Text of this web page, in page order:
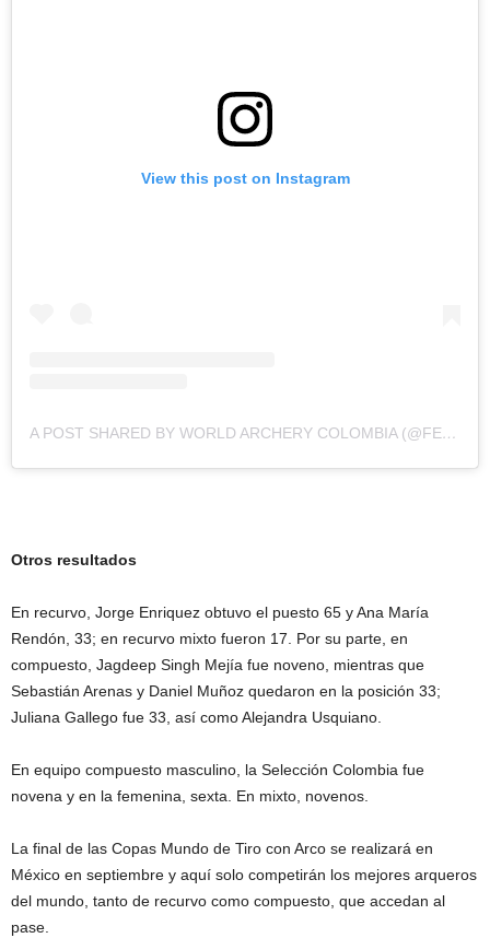
View this post on Instagram
A POST SHARED BY WORLD ARCHERY COLOMBIA (@FEDEARCOCOL)
Otros resultados
En recurvo, Jorge Enriquez obtuvo el puesto 65 y Ana María
Rendón, 33; en recurvo mixto fueron 17. Por su parte, en
compuesto, Jagdeep Singh Mejía fue noveno, mientras que
Sebastián Arenas y Daniel Muñoz quedaron en la posición 33;
Juliana Gallego fue 33, así como Alejandra Usquiano.
En equipo compuesto masculino, la Selección Colombia fue
novena y en la femenina, sexta. En mixto, novenos.
La final de las Copas Mundo de Tiro con Arco se realizará en
México en septiembre y aquí solo competirán los mejores arqueros
del mundo, tanto de recurvo como compuesto, que accedan al
pase.